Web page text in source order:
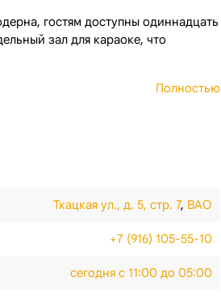
гостям доступны одиннадцать
зал для караоке, что
Полностью
Ткацкая ул., д. 5, стр. 7, ВАО
+7 (916) 105-55-10
сегодня с 11:00 до 05:00